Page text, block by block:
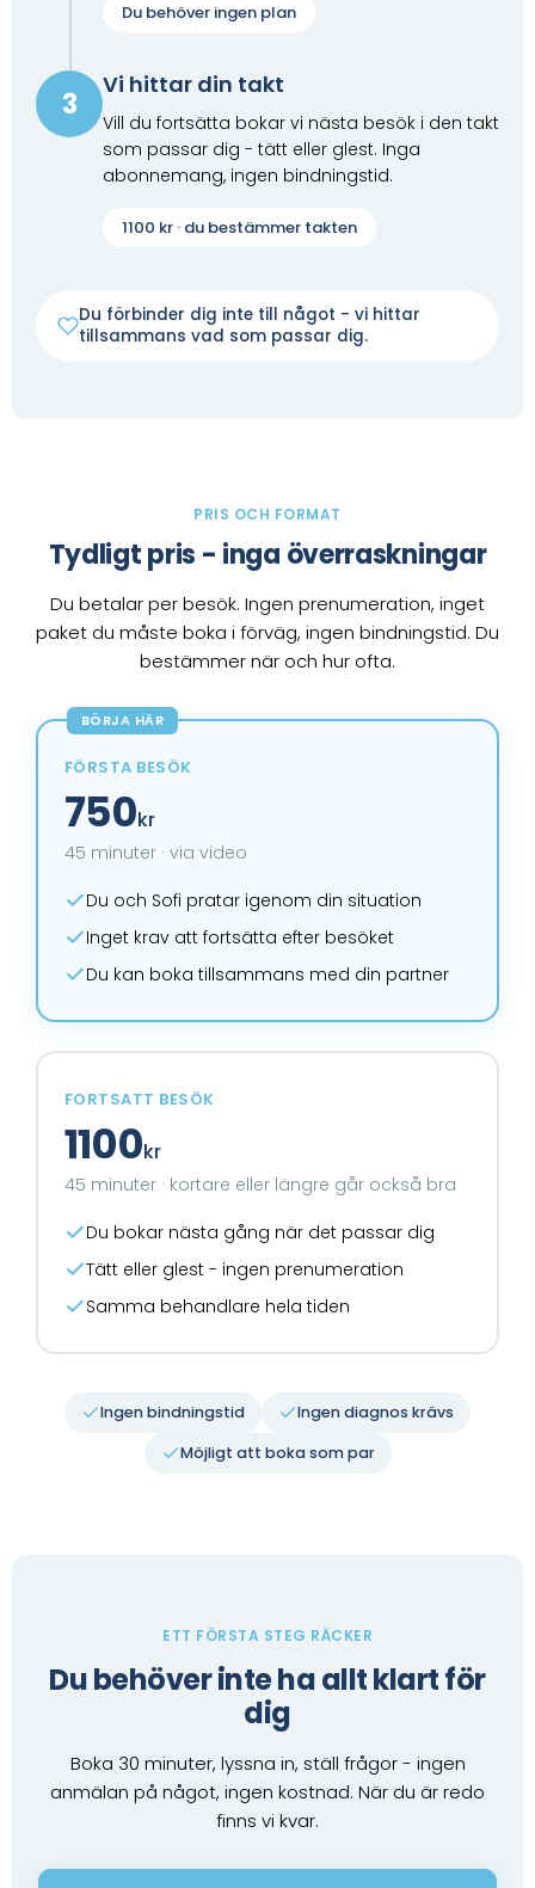
Du behöver ingen plan
3
Vi hittar din takt
Vill du fortsätta bokar vi nästa besök i den takt
som passar dig - tätt eller glest. Inga
abonnemang, ingen bindningstid.
1100 kr · du bestämmer takten
Du förbinder dig inte till något - vi hittar
tillsammans vad som passar dig.
PRIS OCH FORMAT
Tydligt pris - inga överraskningar
Du betalar per besök. Ingen prenumeration, inget
paket du måste boka i förväg, ingen bindningstid. Du
bestämmer när och hur ofta.
BÖRJA HÄR
FÖRSTA BESÖK
750kr
45 minuter · via video
Du och Sofi pratar igenom din situation
Inget krav att fortsätta efter besöket
Du kan boka tillsammans med din partner
FORTSATT BESÖK
1100kr
45 minuter · kortare eller längre går också bra
Du bokar nästa gång när det passar dig
Tätt eller glest - ingen prenumeration
Samma behandlare hela tiden
Ingen bindningstid
Ingen diagnos krävs
Möjligt att boka som par
ETT FÖRSTA STEG RÄCKER
Du behöver inte ha allt klart för
dig
Boka 30 minuter, lyssna in, ställ frågor - ingen
anmälan på något, ingen kostnad. När du är redo
finns vi kvar.